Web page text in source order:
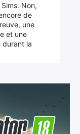
Non,
de
une
et une
durant la